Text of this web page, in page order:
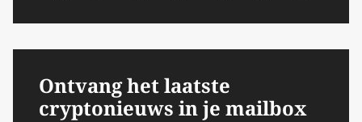
Ontvang het laatste
cryptonieuws in je mailbox